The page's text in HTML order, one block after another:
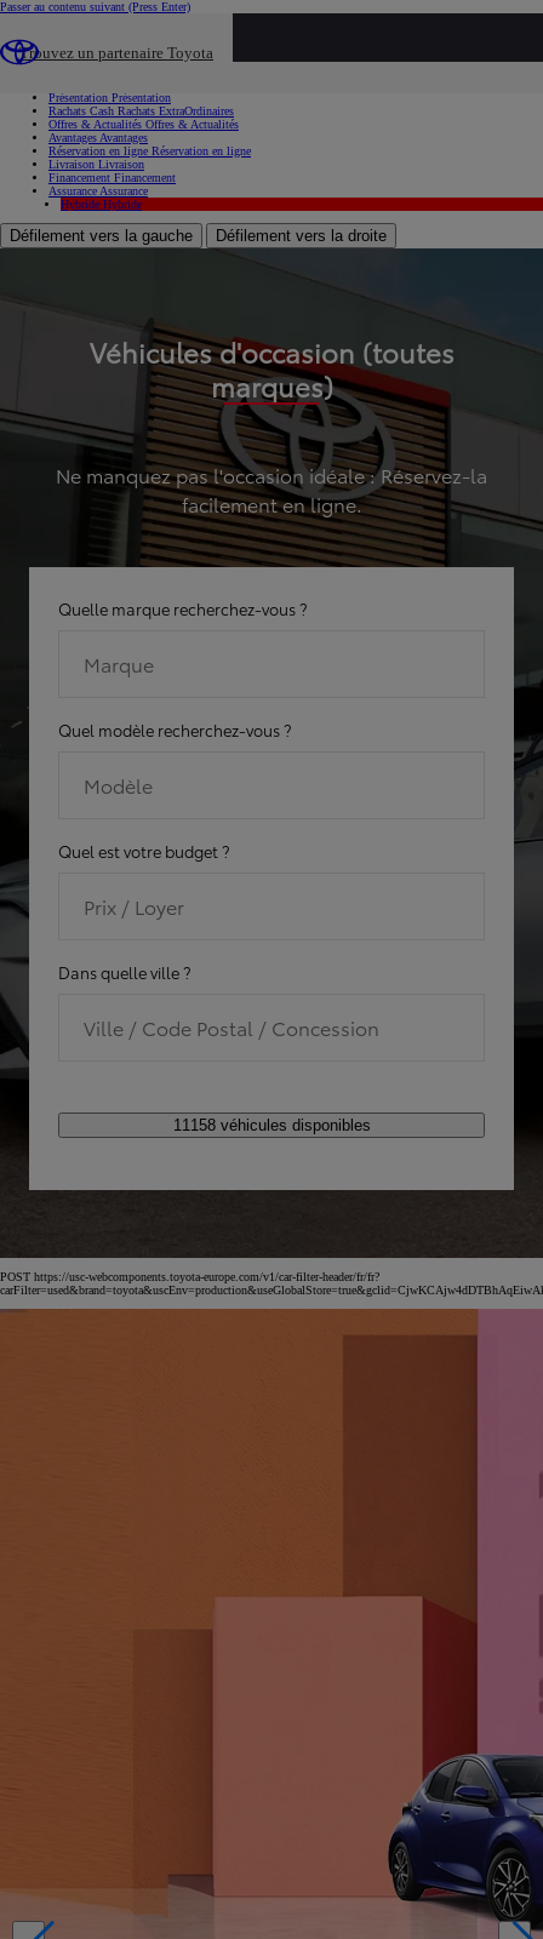
Passer au contenu suivant (Press Enter)
Trouvez un partenaire Toyota
Présentation Présentation
Rachats Cash Rachats ExtraOrdinaires
Offres & Actualités Offres & Actualités
Avantages Avantages
Réservation en ligne Réservation en ligne
Livraison Livraison
Financement Financement
Assurance Assurance
Hybride Hybride
Défilement vers la gauche Défilement vers la droite
Véhicules d'occasion (toutes
marques)
Ne manquez pas l'occasion idéale : Réservez-la
facilement en ligne.
Quelle marque recherchez-vous ?
Marque
Quel modèle recherchez-vous ?
Modèle
Quel est votre budget ?
Prix / Loyer
Dans quelle ville ?
Ville / Code Postal / Concession
11158 véhicules disponibles
POST https://usc-webcomponents.toyota-europe.com/v1/car-filter-header/fr/fr?